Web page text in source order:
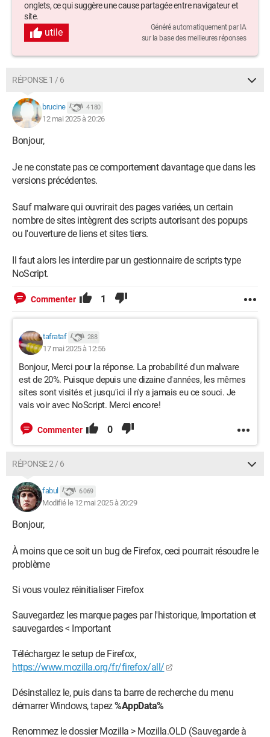
onglets, ce qui suggère une cause partagée entre navigateur et
site.
utile
Généré automatiquement par IA
sur la base des meilleures réponses
RÉPONSE 1 / 6
brucine 4 180
12 mai 2025 à 20:26
Bonjour,
Je ne constate pas ce comportement davantage que dans les
versions précédentes.
Sauf malware qui ouvrirait des pages variées, un certain
nombre de sites intègrent des scripts autorisant des popups
ou l'ouverture de liens et sites tiers.
Il faut alors les interdire par un gestionnaire de scripts type
NoScript.
Commenter 1
tafrataf 288
17 mai 2025 à 12:56
Bonjour, Merci pour la réponse. La probabilité d'un malware
est de 20%. Puisque depuis une dizaine d'années, les mêmes
sites sont visités et jusqu'ici il n'y a jamais eu ce souci. Je
vais voir avec NoScript. Merci encore!
Commenter 0
RÉPONSE 2 / 6
fabul 6 069
Modifié le 12 mai 2025 à 20:29
Bonjour,
À moins que ce soit un bug de Firefox, ceci pourrait résoudre le
problème
Si vous voulez réinitialiser Firefox
Sauvegardez les marque pages par l'historique, Importation et
sauvegardes < Important
Téléchargez le setup de Firefox,
https://www.mozilla.org/fr/firefox/all/
Désinstallez le, puis dans ta barre de recherche du menu
démarrer Windows, tapez%AppData%
Renommez le dossier Mozilla > Mozilla.OLD (Sauvegarde à